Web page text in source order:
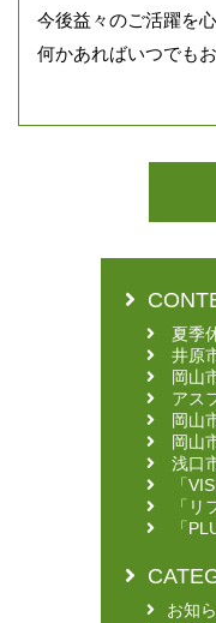
今後益々のご活躍を
何かあればいつでも
夏季
井原
岡山
アス
岡山
岡山
浅口
「
「リ
「
お知